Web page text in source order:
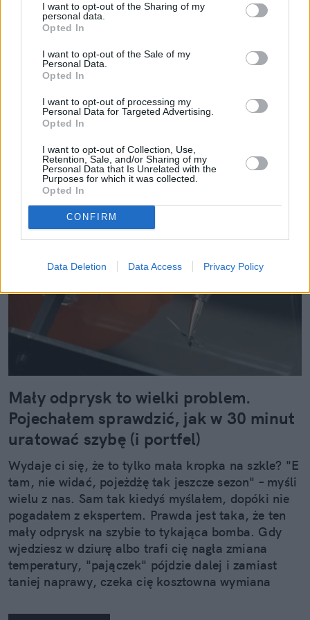
I want to opt-out of the Sharing of my
personal data.
Opted In
I want to opt-out of the Sale of my
Personal Data.
Opted In
I want to opt-out of processing my
Personal Data for Targeted Advertising.
Opted In
I want to opt-out of Collection, Use,
Retention, Sale, and/or Sharing of my
Personal Data that Is Unrelated with the
Purposes for which it was collected.
Opted In
CONFIRM
Data Deletion Data Access Privacy Policy
Obserwuj
Redaktor prowadzący naTemat.pl
Napisz do mnie:
Czytaj więcej
Mały odprysk to wielki problem.
Pojechałem sprawdzić, jak w 30 minut
uratować szybę (i portfel)
Wydaje ci się, że to tylko mała kropka na szkle? "E
tam, nie widać, pojeżdżę tak jeszcze sezon" – myśli
wielu z nas. Sam tak kiedyś myślałem, dopóki nie
pogadałem z ekspertem. Prawda jest taka, że ten
mały odprysk na szybie to tykająca bomba. Gdy
wjedziesz w dziurę albo trafi cię nagła zmiana
temperatury, "pajączek" pójdzie dalej i zamiast
taniej naprawy, czeka cię kosztowna wymiana
na własne oczy zobaczyć, jak profesjonaliści radzą